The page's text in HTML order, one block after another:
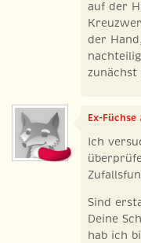
auf der
der
Ex-Füchse
Ich
Sind
Deine
hab ich